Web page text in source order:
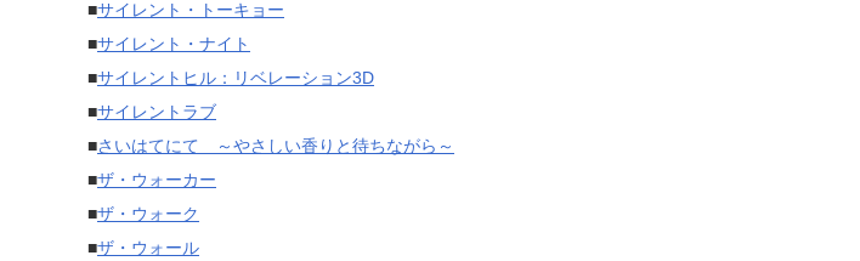
■サイレント・トーキョー
■サイレント・ナイト
■サイレントヒル：リベレーション3D
■サイレントラブ
■さいはてにて ～やさしい香りと待ちながら～
■ザ・ウォーカー
■ザ・ウォーク
■ザ・ウォール